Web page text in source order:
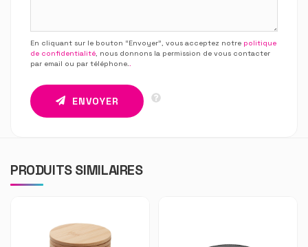
En cliquant sur le bouton “Envoyer”, vous acceptez notre politique
de confidentialité, nous donnons la permission de vous contacter
par email ou par téléphone..
ENVOYER
PRODUITS SIMILAIRES